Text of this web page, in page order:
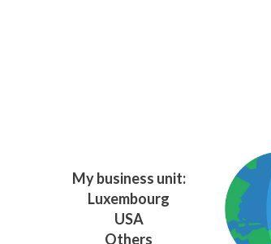
My business unit:
Luxembourg
USA
Others